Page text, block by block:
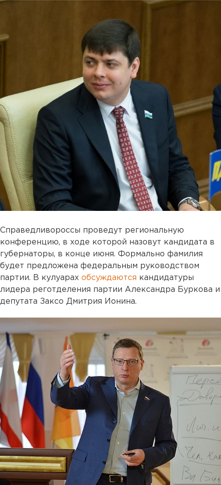
Справедливороссы проведут региональную
конференцию, в ходе которой назовут кандидата в
губернаторы, в конце июня. Формально фамилия
будет предложена федеральным руководством
партии. В кулуарах обсуждаются кандидатуры
лидера реготделения партии Александра Буркова и
депутата Заксо Дмитрия Ионина.